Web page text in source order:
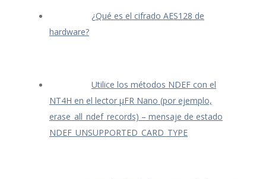
¿Qué es el cifrado AES128 de
hardware?
Utilice los métodos NDEF con el
NT4H en el lector μFR Nano (por ejemplo,
erase_all_ndef_records) – mensaje de estado
NDEF_UNSUPPORTED_CARD_TYPE